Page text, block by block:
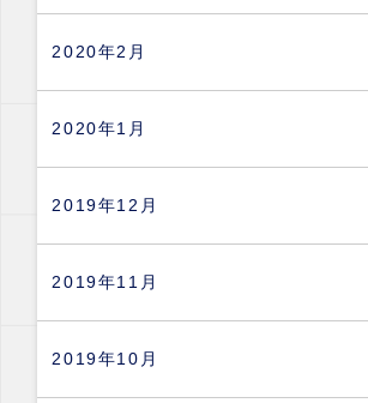
2020年2月
2020年1月
2019年12月
2019年11月
2019年10月